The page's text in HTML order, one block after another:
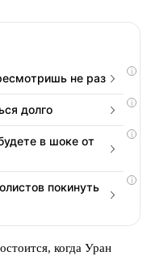
i
не раз
i
долго
i
в шоке от
i
покинуть
когда Уран